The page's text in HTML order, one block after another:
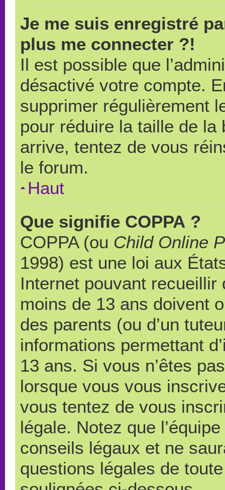
Je me suis enregistré
plus me connecter ?!
Il est possible que
désactivé votre compte.
supprimer régulièrement
pour réduire la taille de
arrive, tentez de vous
le forum.
Haut
Que signifie COPPA ?
COPPA (ou Child Online
1998) est une loi aux
Internet pouvant
moins de 13 ans doivent
des parents (ou d’un
informations permettant
13 ans. Si vous n’êtes
lorsque vous vous
vous tentez de vous
légale. Notez que
conseils légaux et ne
questions légales de